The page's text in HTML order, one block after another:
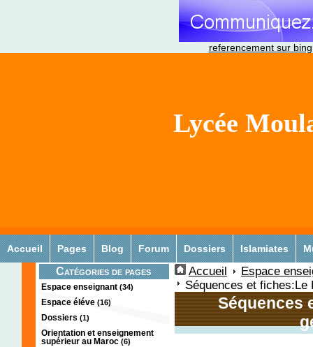
referencement sur bing
Lycée
Accueil Pages Blog Forum Dossiers Islamiates
Catégories de pages
Espace enseignant (34)
Espace éléve (16)
Dossiers (1)
Orientation et enseignement
supérieur au Maroc (6)
Accueil
Espace
Séquences et fiches:Le
Séquences